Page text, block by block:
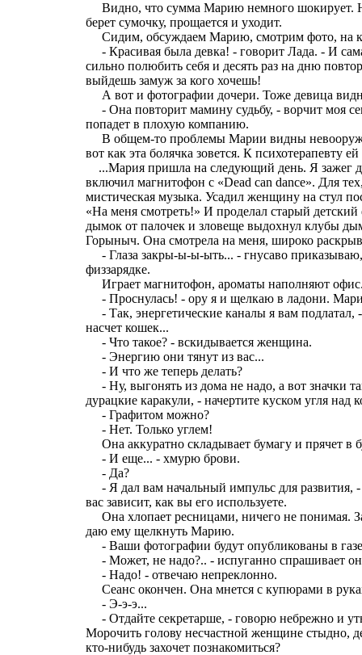
Видно, что сумма Марию немного шокирует.
берет сумочку, прощается и уходит.
Сидим, обсуждаем Марию, смотрим фото, на
- Красивая была девка! - говорит Лада. - И
сильно полюбить себя и десять раз на дню
выйдешь замуж за кого хочешь!
А вот и фотографии дочери. Тоже девица
- Она повторит мамину судьбу, - ворчит моя
попадет в плохую компанию.
В общем-то проблемы Марии видны
вот как эта болячка зовется. К психотерапевту
...Мария пришла на следующий день. Я зажег
включил магнитофон с «Dead can dance». Для
мистическая музыка. Усадил женщину на стул
«На меня смотреть!» И проделал старый
дымок от палочек и зловеще выдохнул клубы
Горыныч. Она смотрела на меня, широко раскрыв
- Глаза закры-ы-ы-ыть... - гнусаво
физзарядке.
Играет магнитофон, ароматы наполняют
- Проснулась! - ору я и щелкаю в ладони.
- Так, энергетические каналы я вам подлатал,
насчет кошек...
- Что такое? - вскидывается женщина.
- Энергию они тянут из вас...
- И что же теперь делать?
- Ну, выгонять из дома не надо, а вот значки
дурацкие каракули, - начертите куском угля над
- Графитом можно?
- Нет. Только углем!
Она аккуратно складывает бумагу и прячет в
- И еще... - хмурю брови.
- Да?
- Я дал вам начальный импульс для развития,
вас зависит, как вы его используете.
Она хлопает ресницами, ничего не понимая.
даю ему щелкнуть Марию.
- Ваши фотографии будут опубликованы в
- Может, не надо?.. - испуганно спрашивает
- Надо! - отвечаю непреклонно.
Сеанс окончен. Она мнется с купюрами в
- Э-э-э...
- Отдайте секретарше, - говорю небрежно и
Морочить голову несчастной женщине стыдно,
кто-нибудь захочет познакомиться?